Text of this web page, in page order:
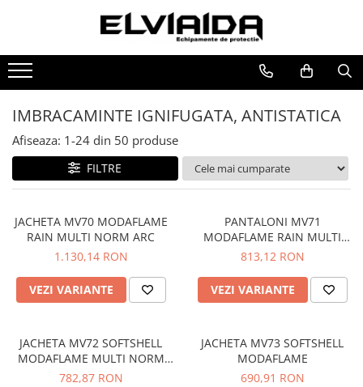
Toate Produsele
IMBRACAMINTE
IMBRACAMINTE DE LUCRU
IMBRACAMINTE REFLECTORIZANTA
IMBRACAMINTE DE IARNA
IMBRACAMINTE IMPERMEABILA
VESTE
UNICA FOLOSINTA
IMBRACAMINTE ESD
COMBINEZOANE, HALATE
IMBRACAMINTE IGNIFUGATA, ANTISTATICA
Afiseaza: 1-24 din 50 produse
FILTRE
JACHETA MV70 MODAFLAME
RAIN MULTI NORM ARC
1.130,14 RON
VEZI VARIANTE
PANTALONI MV71
MODAFLAME RAIN MULTI
NORM ARC
813,12 RON
VEZI VARIANTE
JACHETA MV72 SOFTSHELL
MODAFLAME MULTI NORM
ARC
782,87 RON
JACHETA MV73 SOFTSHELL
MODAFLAME
690,91 RON